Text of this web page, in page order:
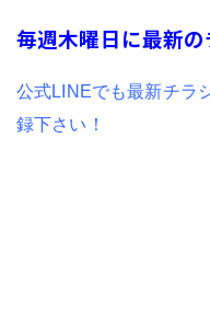
毎週木曜日に最新の
公式LINEでも最新チラ
録下さい！